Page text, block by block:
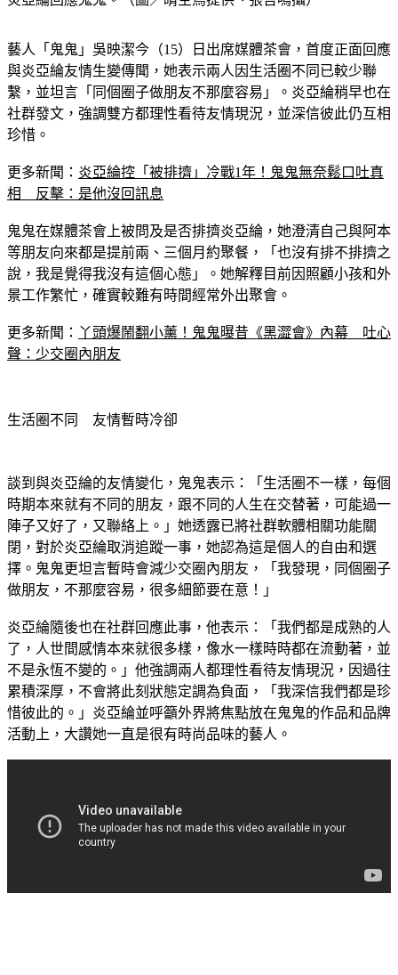
與炎亞綸友情生變傳聞，她表示兩人因生活圈不同已較少聯
繫，並坦言「同個圈子做朋友不那麼容易」。炎亞綸稍早也在
社群發文，強調雙方都理性看待友情現況，並深信彼此仍互相
珍惜。
相　反擊：是他沒回訊息
等朋友向來都是提前兩、三個月約聚餐，「也沒有排不排擠之
說，我是覺得我沒有這個心態」。她解釋目前因照顧小孩和外
景工作繁忙，確實較難有時間經常外出聚會。
聲：少交圈內朋友
時期本來就有不同的朋友，跟不同的人生在交替著，可能過一
陣子又好了，又聯絡上。」她透露已將社群軟體相關功能關
閉，對於炎亞綸取消追蹤一事，她認為這是個人的自由和選
擇。鬼鬼更坦言暫時會減少交圈內朋友，「我發現，同個圈子
做朋友，不那麼容易，很多細節要在意！」
了，人世間感情本來就很多樣，像水一樣時時都在流動著，並
不是永恆不變的。」他強調兩人都理性看待友情現況，因過往
累積深厚，不會將此刻狀態定調為負面，「我深信我們都是珍
惜彼此的。」炎亞綸並呼籲外界將焦點放在鬼鬼的作品和品牌
活動上，大讚她一直是很有時尚品味的藝人。